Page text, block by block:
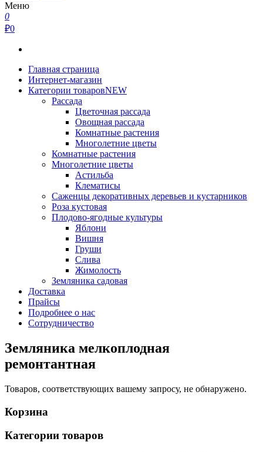
Семицветье
Рассада в Перми | Тепличное хозяйство
Меню
0
₽0
Главная страница
Интернет-магазин
Категории товаровNEW
Рассада
Цветочная рассада
Овощная рассада
Комнатные растения
Многолетние цветы
Комнатные растения
Многолетние цветы
Астильба
Клематисы
Саженцы декоративных деревьев и кустарников
Роза кустовая
Плодово-ягодные культуры
Яблони
Вишня
Груши
Слива
Жимолость
Земляника садовая
Доставка
Прайсы
Подробнее о нас
Сотрудничество
Земляника мелкоплодная
ремонтантная
Товаров, соответствующих вашему запросу, не обнаружено.
Корзина
Категории товаров